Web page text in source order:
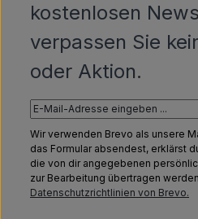
kostenlosen
verpassen Sie
oder Aktion.
Wir verwenden Brevo als unsere
das Formular absendest, erklärst
die von dir angegebenen
zur Bearbeitung übertragen
Datenschutzrichtlinien von Brevo.